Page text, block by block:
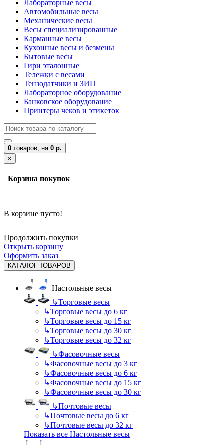
Лабораторные весы
Автомобильные весы
Механические весы
Весы специализированные
Карманные весы
Кухонные весы и безмены
Бытовые весы
Гири эталонные
Тележки с весами
Тензодатчики и ЗИП
Лабораторное оборудование
Банковское оборудование
Принтеры чеков и этикеток
0 товаров, на 0 р.
×
Корзина покупок
В корзине пусто!
Продолжить покупки
Открыть корзину
Оформить заказ
КАТАЛОГ ТОВАРОВ
Настольные весы
↳Торговые весы
↳Торговые весы до 6 кг
↳Торговые весы до 15 кг
↳Торговые весы до 30 кг
↳Торговые весы до 32 кг
↳Фасовочные весы
↳Фасовочные весы до 3 кг
↳Фасовочные весы до 6 кг
↳Фасовочные весы до 15 кг
↳Фасовочные весы до 30 кг
↳Почтовые весы
↳Почтовые весы до 6 кг
↳Почтовые весы до 32 кг
Показать все Настольные весы